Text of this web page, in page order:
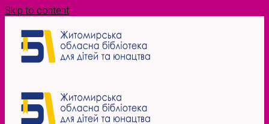
Skip to content